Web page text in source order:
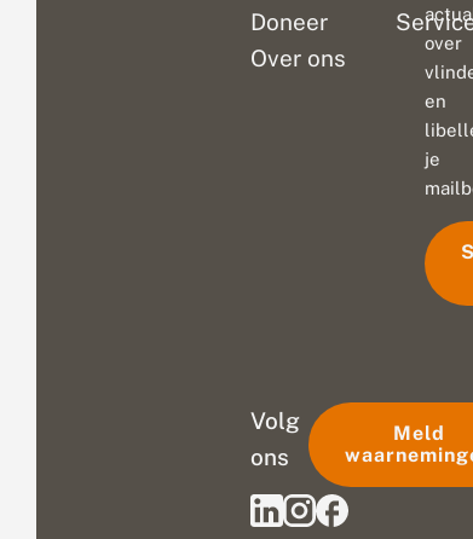
Doneer
Over ons
over
en
je
Volg
ons
Meld